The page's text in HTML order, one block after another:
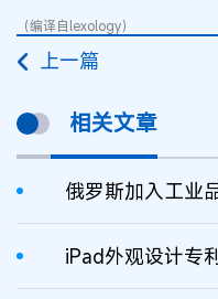
（编译自lexology）
上一篇
相关文章